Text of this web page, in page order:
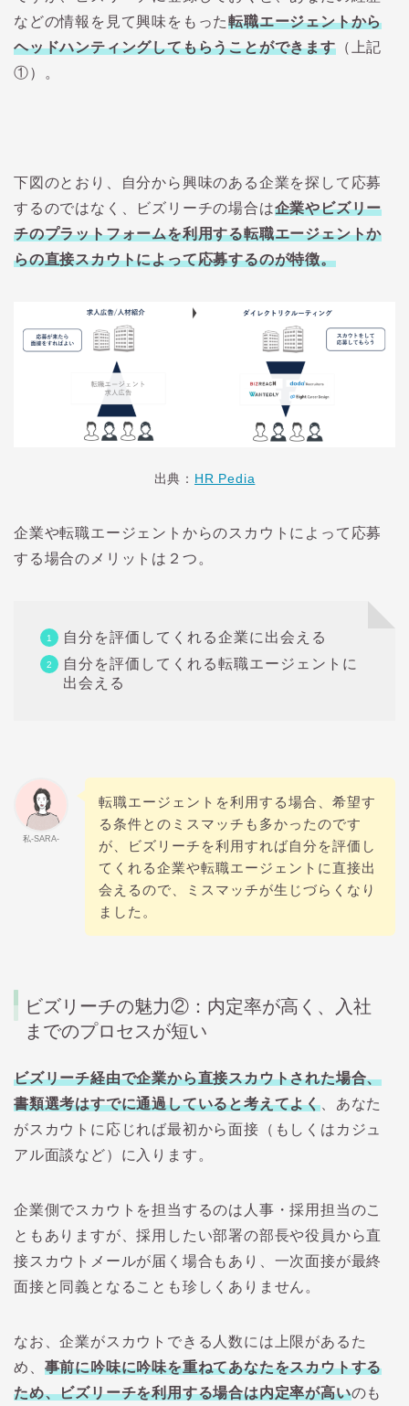
などの情報を見て興味をもった転職エージェントから
ヘッドハンティングしてもらうことができます（上記
①）。
下図のとおり、自分から興味のある企業を探して応募
するのではなく、ビズリーチの場合は企業やビズリー
チのプラットフォームを利用する転職エージェントか
らの直接スカウトによって応募するのが特徴。
出典： HR Pedia
企業や転職エージェントからのスカウトによって応募
する場合のメリットは２つ。
自分を評価してくれる企業に出会える
自分を評価してくれる転職エージェントに
出会える
私-SARA-
転職エージェントを利用する場合、希望す
る条件とのミスマッチも多かったのです
が、ビズリーチを利用すれば自分を評価し
てくれる企業や転職エージェントに直接出
会えるので、ミスマッチが生じづらくなり
ました。
ビズリーチの魅力②：内定率が高く、入社
までのプロセスが短い
ビズリーチ経由で企業から直接スカウトされた場合、
書類選考はすでに通過していると考えてよく 、あなた
がスカウトに応じれば最初から面接（もしくはカジュ
アル面談など）に入ります。
企業側でスカウトを担当するのは人事・採用担当のこ
ともありますが、採用したい部署の部長や役員から直
接スカウトメールが届く場合もあり、一次面接が最終
面接と同義となることも珍しくありません。
なお、企業がスカウトできる人数には上限があるた
め、 事前に吟味に吟味を重ねてあなたをスカウトする
ため、ビズリーチを利用する場合は内定率が高いのも